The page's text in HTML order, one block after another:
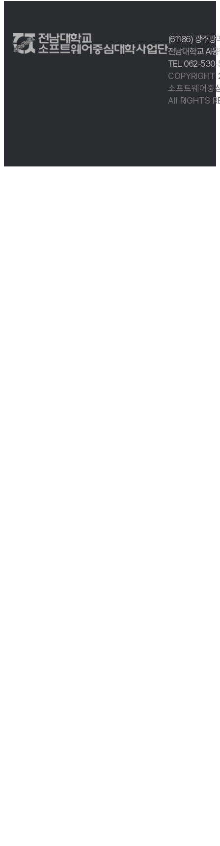
(61186) 광주광
전남대학교 AI
TEL. 062-
COPYRIGHT
소프트웨어중
All RIGHTS